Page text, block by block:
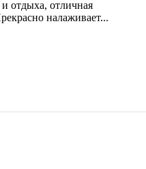
отдыха, отличная
налаживает...